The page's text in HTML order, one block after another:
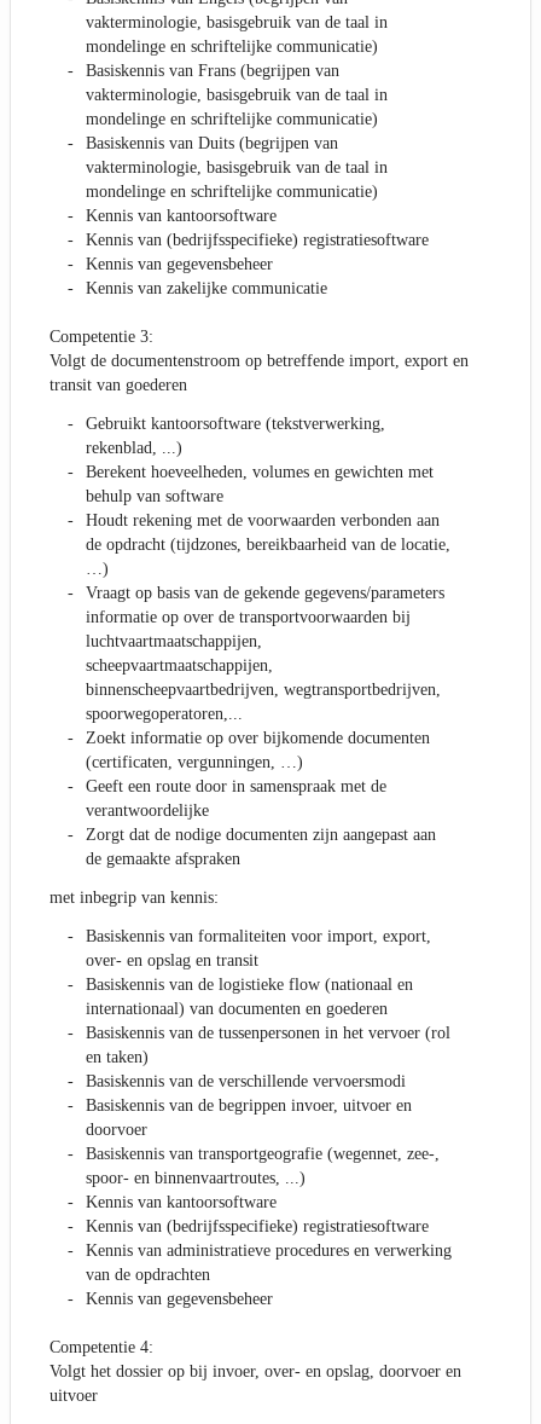
vakterminologie, basisgebruik van de taal in
mondelinge en schriftelijke communicatie)
Basiskennis van Frans (begrijpen van
vakterminologie, basisgebruik van de taal in
mondelinge en schriftelijke communicatie)
Basiskennis van Duits (begrijpen van
vakterminologie, basisgebruik van de taal in
mondelinge en schriftelijke communicatie)
Kennis van kantoorsoftware
Kennis van (bedrijfsspecifieke) registratiesoftware
Kennis van gegevensbeheer
Kennis van zakelijke communicatie
Competentie 3:
Volgt de documentenstroom op betreffende import, export en
transit van goederen
Gebruikt kantoorsoftware (tekstverwerking,
rekenblad, ...)
Berekent hoeveelheden, volumes en gewichten met
behulp van software
Houdt rekening met de voorwaarden verbonden aan
de opdracht (tijdzones, bereikbaarheid van de locatie,
…)
Vraagt op basis van de gekende gegevens/parameters
informatie op over de transportvoorwaarden bij
luchtvaartmaatschappijen,
scheepvaartmaatschappijen,
binnenscheepvaartbedrijven, wegtransportbedrijven,
spoorwegoperatoren,...
Zoekt informatie op over bijkomende documenten
(certificaten, vergunningen, …)
Geeft een route door in samenspraak met de
verantwoordelijke
Zorgt dat de nodige documenten zijn aangepast aan
de gemaakte afspraken
met inbegrip van kennis:
Basiskennis van formaliteiten voor import, export,
over- en opslag en transit
Basiskennis van de logistieke flow (nationaal en
internationaal) van documenten en goederen
Basiskennis van de tussenpersonen in het vervoer (rol
en taken)
Basiskennis van de verschillende vervoersmodi
Basiskennis van de begrippen invoer, uitvoer en
doorvoer
Basiskennis van transportgeografie (wegennet, zee-,
spoor- en binnenvaartroutes, ...)
Kennis van kantoorsoftware
Kennis van (bedrijfsspecifieke) registratiesoftware
Kennis van administratieve procedures en verwerking
van de opdrachten
Kennis van gegevensbeheer
Competentie 4:
Volgt het dossier op bij invoer, over- en opslag, doorvoer en
uitvoer